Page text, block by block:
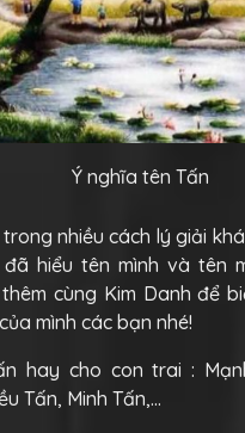
Ý nghĩa tên Tấn
nhiều cách lý giải
hiểu tên mình và tên
cùng Kim Danh để
mình các bạn nhé!
hay cho con trai :
Tấn, Minh Tấn,…